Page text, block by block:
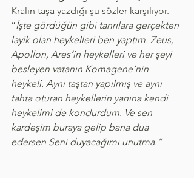
Kralın taşa yazdığı şu sözler karşılıyor.
“İşte gördüğün gibi tanrılara gerçekten
layik olan heykelleri ben yaptım. Zeus,
Apollon, Ares’in heykelleri ve her şeyi
besleyen vatanın Komagene’nin
heykeli. Aynı taştan yapılmış ve aynı
tahta oturan heykellerin yanına kendi
heykelimi de kondurdum. Ve sen
kardeşim buraya gelip bana dua
edersen Seni duyacağımı unutma.”